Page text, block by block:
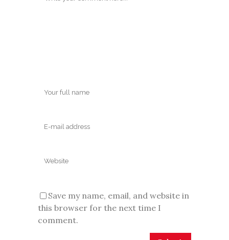
Save my name, email, and website in
this browser for the next time I
comment.